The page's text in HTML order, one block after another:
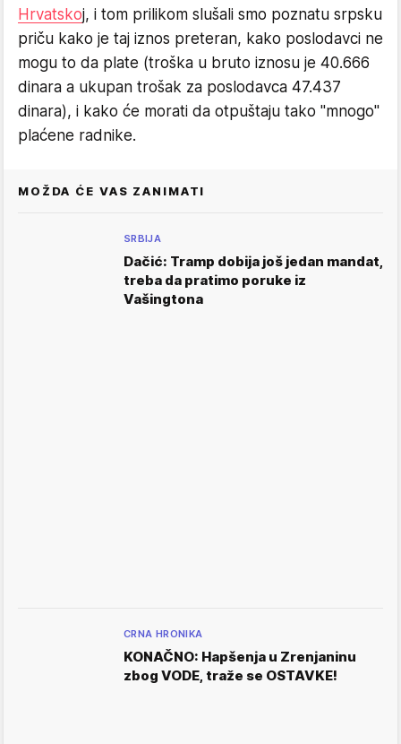
Hrvatskoj, i tom prilikom slušali smo poznatu srpsku
priču kako je taj iznos preteran, kako poslodavci ne
mogu to da plate (troška u bruto iznosu je 40.666
dinara a ukupan trošak za poslodavca 47.437
dinara), i kako će morati da otpuštaju tako "mnogo"
plaćene radnike.
MOŽDA ĆE VAS ZANIMATI
SRBIJA
Dačić: Tramp dobija još jedan mandat,
treba da pratimo poruke iz
Vašingtona
CRNA HRONIKA
KONAČNO: Hapšenja u Zrenjaninu
zbog VODE, traže se OSTAVKE!